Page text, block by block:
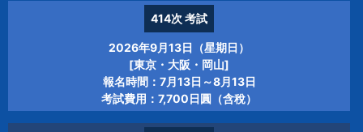
414次 考試
2026年9月13日（星期日）
[東京・大阪・岡山]
報名時間：7月13日～8月13日
考試費用：7,700日圓（含稅）